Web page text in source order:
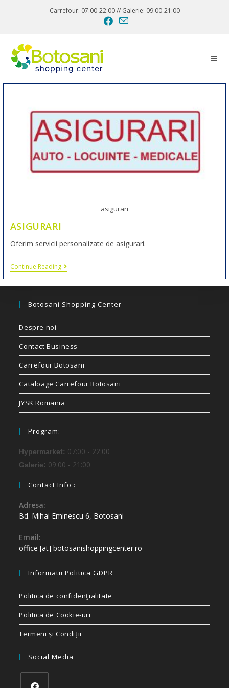
Carrefour: 07:00-22:00 // Galerie: 09:00-21:00
asigurari
ASIGURARI
Oferim servicii personalizate de asigurari.
Continue Reading
Botosani Shopping Center
Despre noi
Contact Business
Carrefour Botosani
Cataloage Carrefour Botosani
JYSK Romania
Program:
Hypermarket: 07:00 - 22:00
Galerie: 09:00 - 21:00
Contact Info :
Adresa:
Bd. Mihai Eminescu 6, Botosani
Email:
office [at] botosanishoppingcenter.ro
Informatii Politica GDPR
Politica de confidenţialitate
Politica de Cookie-uri
Termeni și Condiții
Social Media